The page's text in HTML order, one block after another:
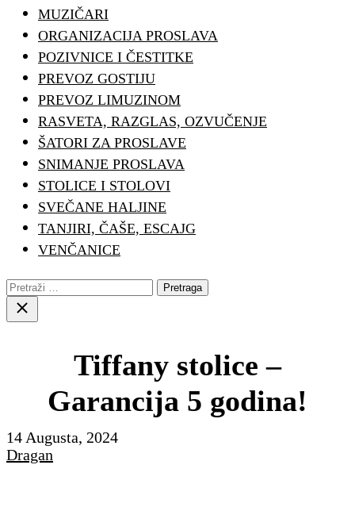
MUZIČARI
ORGANIZACIJA PROSLAVA
POZIVNICE I ČESTITKE
PREVOZ GOSTIJU
PREVOZ LIMUZINOM
RASVETA, RAZGLAS, OZVUČENJE
ŠATORI ZA PROSLAVE
SNIMANJE PROSLAVA
STOLICE I STOLOVI
SVEČANE HALJINE
TANJIRI, ČAŠE, ESCAJG
VENČANICE
Pretraga:
Close
search
Tiffany stolice –
Garancija 5 godina!
14 Augusta, 2024
Dragan